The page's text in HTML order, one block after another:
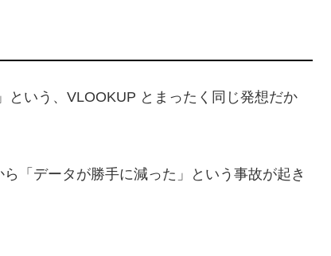
という、VLOOKUP とまったく同じ発想だか
「データが勝手に減った」という事故が起き